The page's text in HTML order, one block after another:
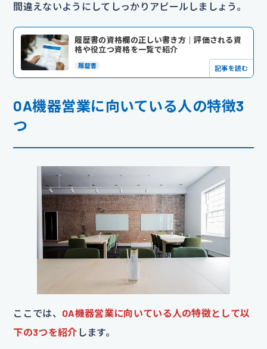
間違えないようにしてしっかりアピールしましょう。
履歴書の資格欄の正しい書き方｜評価される資
格や役立つ資格を一覧で紹介
履歴書 記事を読む
OA機器営業に向いている人の特徴3
つ
ここでは、 OA機器営業に向いている人の特徴として以
下の3つを紹介 します。